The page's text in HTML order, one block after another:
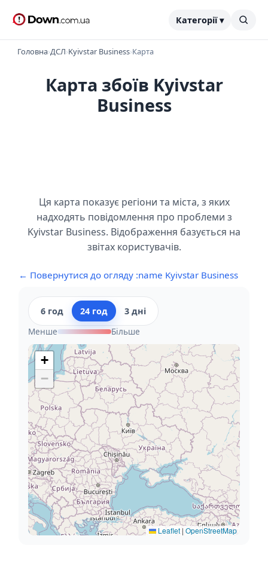
Категорії ▾
Головна›ДСЛ›Kyivstar Business›Карта
Карта збоїв Kyivstar
Business
Ця карта показує регіони та міста, з яких
надходять повідомлення про проблеми з
Kyivstar Business. Відображення базується на
звітах користувачів.
← Повернутися до огляду :name Kyivstar Business
6 год 24 год
3 дні
Менше
Більше
+
−
Leaflet | OpenStreetMap